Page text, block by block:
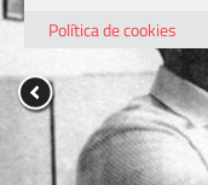
Política de cookies